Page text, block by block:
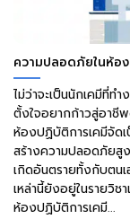
ความปลอดภัยในห้อ
ไม่ว่าจะเป็นนักเคมีที่ท
ตั้งใจอยากก้าวสู่อาชี
ห้องปฏิบัติการเคมีจัด
สร้างความปลอดภัยสู
เกิดอันตรายทั้งกับตน
เหล่านี้ยังอยู่ในรายวิช
ห้องปฏิบัติการเคมี...